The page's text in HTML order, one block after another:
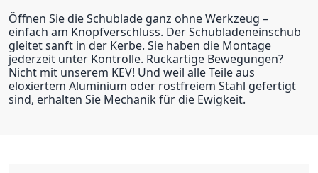
Öffnen Sie die Schublade ganz ohne Werkzeug –
einfach am Knopfverschluss. Der Schubladeneinschub
gleitet sanft in der Kerbe. Sie haben die Montage
jederzeit unter Kontrolle. Ruckartige Bewegungen?
Nicht mit unserem KEV! Und weil alle Teile aus
eloxiertem Aluminium oder rostfreiem Stahl gefertigt
sind, erhalten Sie Mechanik für die Ewigkeit.